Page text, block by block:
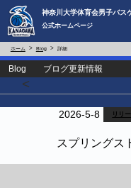
神奈川大学体育会男子バス
公式ホームページ
ホーム Blog 詳細
Blog ブログ更新情報
<
2026-5-8 リリ
スプリングス